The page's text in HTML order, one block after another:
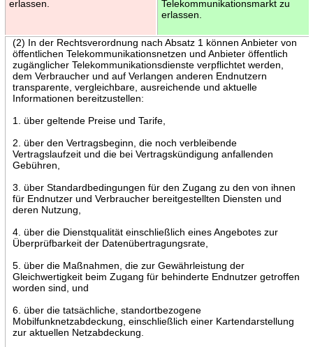
erlassen.
Telekommunikationsmarkt zu
erlassen.
(2) In der Rechtsverordnung nach Absatz 1 können Anbieter von
öffentlichen Telekommunikationsnetzen und Anbieter öffentlich
zugänglicher Telekommunikationsdienste verpflichtet werden,
dem Verbraucher und auf Verlangen anderen Endnutzern
transparente, vergleichbare, ausreichende und aktuelle
Informationen bereitzustellen:
1. über geltende Preise und Tarife,
2. über den Vertragsbeginn, die noch verbleibende
Vertragslaufzeit und die bei Vertragskündigung anfallenden
Gebühren,
3. über Standardbedingungen für den Zugang zu den von ihnen
für Endnutzer und Verbraucher bereitgestellten Diensten und
deren Nutzung,
4. über die Dienstqualität einschließlich eines Angebotes zur
Überprüfbarkeit der Datenübertragungsrate,
5. über die Maßnahmen, die zur Gewährleistung der
Gleichwertigkeit beim Zugang für behinderte Endnutzer getroffen
worden sind, und
6. über die tatsächliche, standortbezogene
Mobilfunknetzabdeckung, einschließlich einer Kartendarstellung
zur aktuellen Netzabdeckung.